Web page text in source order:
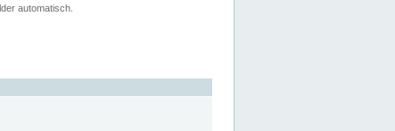
automatisch.